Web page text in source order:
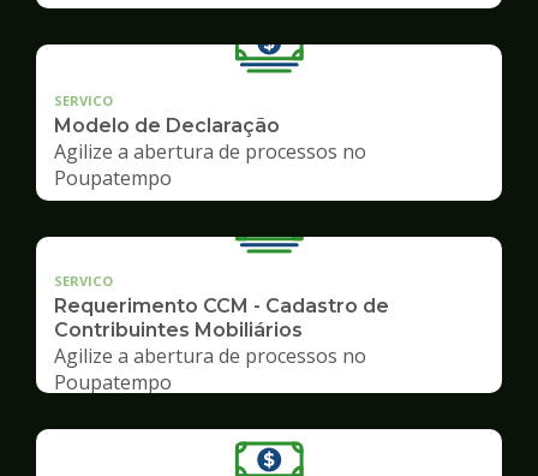
SERVICO
Modelo de Declaração
Agilize a abertura de processos no
Poupatempo
SERVICO
Requerimento CCM - Cadastro de
Contribuintes Mobiliários
Agilize a abertura de processos no
Poupatempo